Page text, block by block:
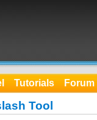
Tutorials Forum
Tool